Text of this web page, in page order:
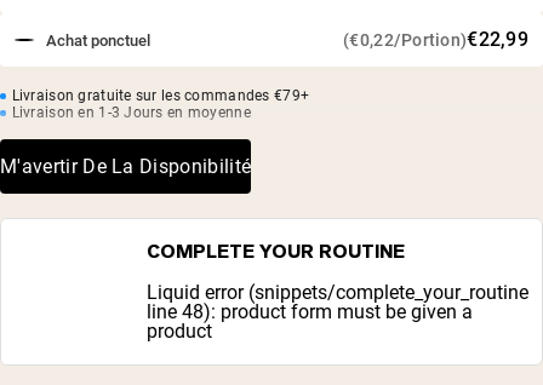
Achat ponctuel (€0,22/Portion)€22,99
Livraison gratuite sur les commandes €79+
Livraison en 1-3 Jours en moyenne
M'avertir De La Disponibilité
COMPLETE YOUR ROUTINE
Liquid error (snippets/complete_your_routine
line 48): product form must be given a
product